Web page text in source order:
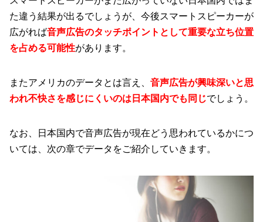
た違う結果が出るでしょうが、今後スマートスピーカーが
広がれば音声広告のタッチポイントとして重要な立ち位置
を占める可能性があります。
またアメリカのデータとは言え、 音声広告が興味深いと思
われ不快さを感じにくいのは日本国内でも同じでしょう。
なお、日本国内で音声広告が現在どう思われているかにつ
いては、次の章でデータをご紹介していきます。